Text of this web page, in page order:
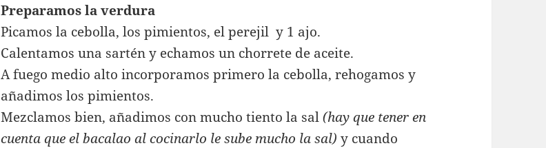
Preparamos la verdura
Picamos la cebolla, los pimientos, el perejil y 1 ajo.
Calentamos una sartén y echamos un chorrete de aceite.
A fuego medio alto incorporamos primero la cebolla, rehogamos y
añadimos los pimientos.
Mezclamos bien, añadimos con mucho tiento la sal(hay que tener en
cuenta que el bacalao al cocinarlo le sube mucho la sal) y cuando